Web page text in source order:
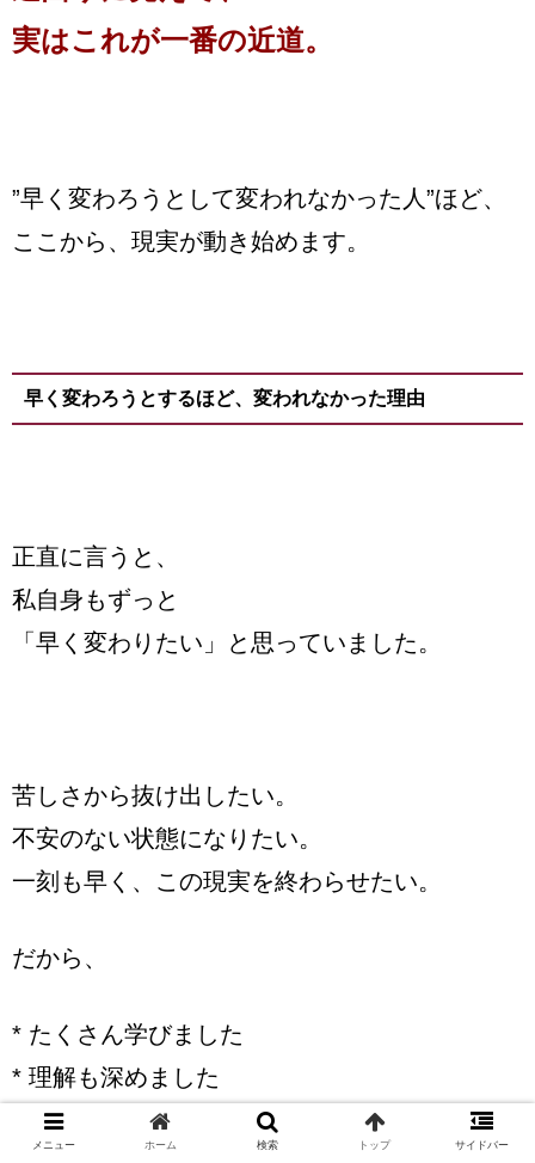
実はこれが一番の近道。
”早く変わろうとして変われなかった人”ほど、
ここから、現実が動き始めます。
早く変わろうとするほど、変われなかった理由
正直に言うと、
私自身もずっと
「早く変わりたい」と思っていました。
苦しさから抜け出したい。
不安のない状態になりたい。
一刻も早く、この現実を終わらせたい。
だから、
* たくさん学びました
* 理解も深めました
* 行動も重ねました
メニュー ホーム 検索 トップ サイドバー